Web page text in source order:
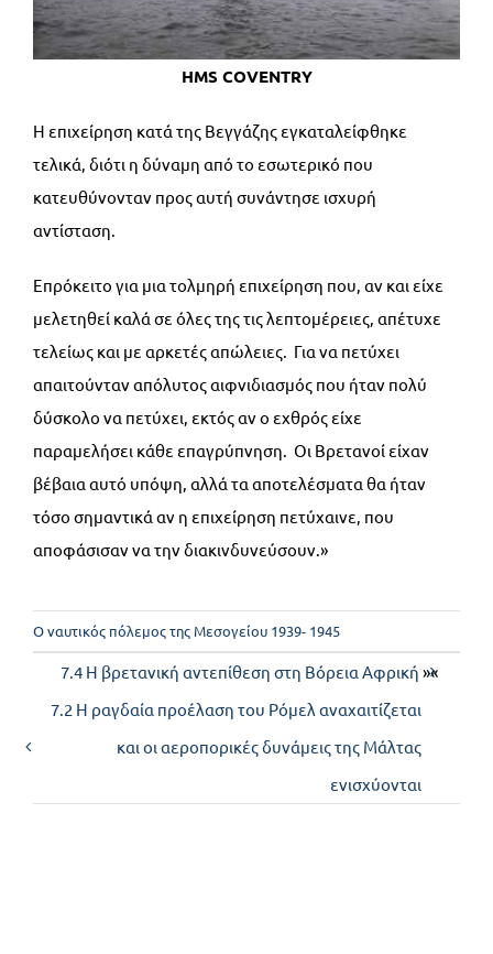
HMS COVENTRY
Η επιχείρηση κατά της Βεγγάζης εγκαταλείφθηκε
τελικά, διότι η δύναμη από το εσωτερικό που
κατευθύνονταν προς αυτή συνάντησε ισχυρή
αντίσταση.
Επρόκειτο για μια τολμηρή επιχείρηση που, αν και είχε
μελετηθεί καλά σε όλες της τις λεπτομέρειες, απέτυχε
τελείως και με αρκετές απώλειες. Για να πετύχει
απαιτούνταν απόλυτος αιφνιδιασμός που ήταν πολύ
δύσκολο να πετύχει, εκτός αν ο εχθρός είχε
παραμελήσει κάθε επαγρύπνηση. Οι Βρετανοί είχαν
βέβαια αυτό υπόψη, αλλά τα αποτελέσματα θα ήταν
τόσο σημαντικά αν η επιχείρηση πετύχαινε, που
αποφάσισαν να την διακινδυνεύσουν.»
Ο ναυτικός πόλεμος της Μεσογείου 1939- 1945
7.4 Η βρετανική αντεπίθεση στη Βόρεια Αφρική »«
7.2 Η ραγδαία προέλαση του Ρόμελ αναχαιτίζεται
και οι αεροπορικές δυνάμεις της Μάλτας
ενισχύονται